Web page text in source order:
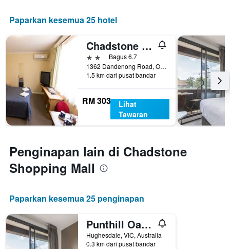
Paparkan kesemua 25 hotel
Chadstone Executive Motel
2 bintangBagus 6.7
1362 Dandenong Road, Oakleigh, VIC, Australia
1.5 km dari pusat bandar
RM 303
Lihat
Tawaran
Penginapan lain di Chadstone
Shopping Mall
Paparkan kesemua 25 penginapan
Punthill Oakleigh
Hughesdale, VIC, Australia
0.3 km dari pusat bandar